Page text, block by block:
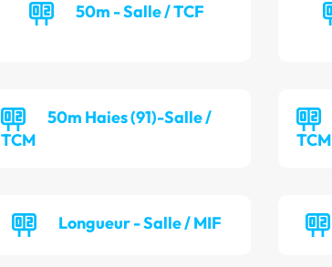
50m - Salle / TCF
50m Haies (91)-Salle /
TCM
TCM
Longueur - Salle / MIF